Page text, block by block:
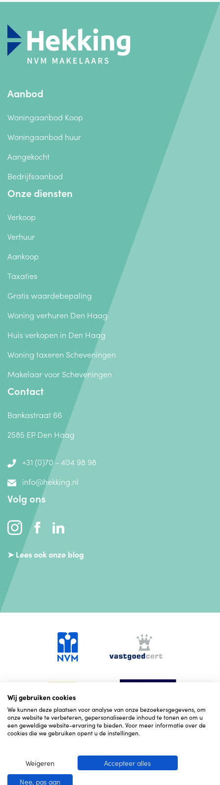
Aanbod
Woningaanbod Koop
Woningaanbod huur
Aangekocht
Bedrijfsaanbod
Onze diensten
Verkoop
Verhuur
Aankoop
Taxaties
Gratis waardebepaling
Woning verhuren Den Haag
Huis verkopen in Den Haag
Woning taxeren Scheveningen
Makelaar voor Scheveningen
Contact
Bankastraat 66
2585 EP Den Haag
+31 (0)70 - 404 98 98
info@hekking.nl
Volg ons
➤ Lees ook onze blog
© 2026 Hekking NVM Makelaars
maatregelen
Wij gebruiken cookies
We kunnen deze plaatsen voor analyse van onze bezoekersgegevens, om
onze website te verbeteren, gepersonaliseerde inhoud te tonen en om u
een geweldige website-ervaring te bieden. Voor meer informatie over de
cookies die we gebruiken opent u de instellingen.
Weigeren
Accepteer alles
Nee, pas aan